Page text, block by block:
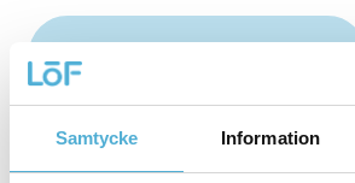
Samtycke Information
Alla anmälningar till Löf utreds enligt
och gällande försäkringsvillkor.